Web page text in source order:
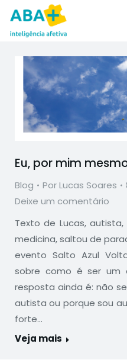
Eu, por mim
Blog PorLucas Soares
Deixe um comentário
Texto de Lucas,
medicina, saltou de
evento Salto Azul
sobre como é ser um
resposta ainda é: não
autista ou porque sou
forte…
Veja mais